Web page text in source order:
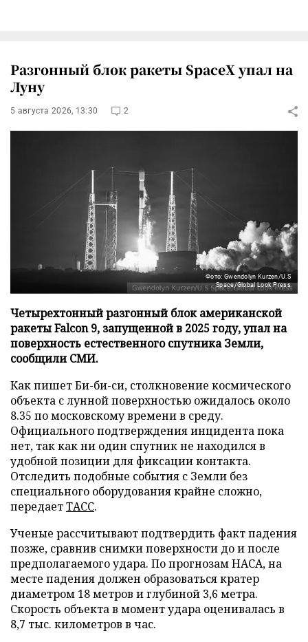
Разгонный блок ракеты SpaceX упал на
Луну
5 августа 2026, 13:30 2
Фото: Gwendolyn Kurzen/U.S
Space/Global Look Press
Четырехтонный разгонный блок американской
ракеты Falcon 9, запущенной в 2025 году, упал на
поверхность естественного спутника Земли,
сообщили СМИ.
Как пишет Би-би-си, столкновение космического
объекта с лунной поверхностью ожидалось около
8.35 по московскому времени в среду.
Официального подтверждения инцидента пока
нет, так как ни один спутник не находился в
удобной позиции для фиксации контакта.
Отследить подобные события с Земли без
специального оборудования крайне сложно,
передаетТАСС.
Ученые рассчитывают подтвердить факт падения
позже, сравнив снимки поверхности до и после
предполагаемого удара. По прогнозам НАСА, на
месте падения должен образоваться кратер
диаметром 18 метров и глубиной 3,6 метра.
Скорость объекта в момент удара оценивалась в
8,7 тыс. километров в час.